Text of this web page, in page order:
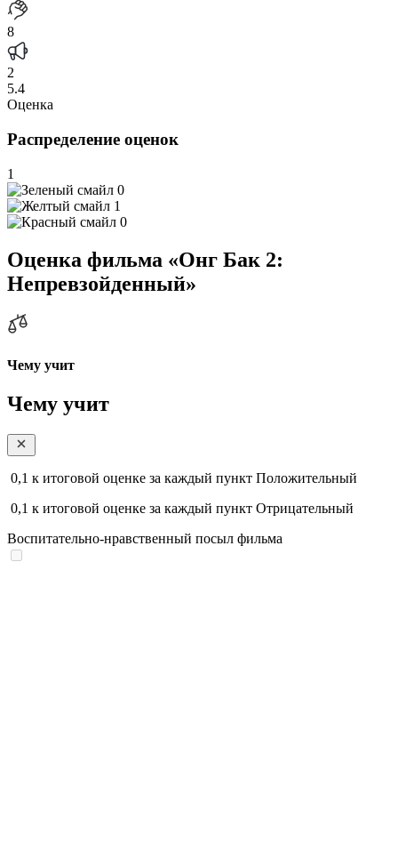
8
2
5.4
Оценка
Распределение оценок
1
0
1
0
Оценка фильма «Онг Бак 2:
Непревзойденный»
Чему учит
Чему учит
0,1 к итоговой оценке за каждый пункт Положительный
0,1 к итоговой оценке за каждый пункт Отрицательный
Воспитательно-нравственный посыл фильма